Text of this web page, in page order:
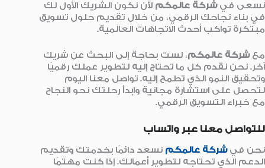
نسعى فيشركة عالمكم لأن نكون الشريك الأول لك
في بناء نجاحك الرقمي، من خلال تقديم حلول تسويق
مبتكرة تواكب أحدث الاتجاهات العالمية.
معشركة عالمكم، لست بحاجة إلى البحث عن شريك
آخر. نحن نقدم كل ما تحتاج إليه لتطوير عملك رقميًا
وتحقيق النمو الذي تطمح إليه. تواصل معنا اليوم
لتحصل على استشارة مجانية وابدأ رحلتك نحو النجاح
مع خبراء التسويق الرقمي.
للتواصل معنا عبر واتساب
نحن فيشركة عالمكم نسعد دائمًا بخدمتك وتقديم
الدعم الذي تحتاجه لتطوير أعمالك. إذا كنت مهتمًا